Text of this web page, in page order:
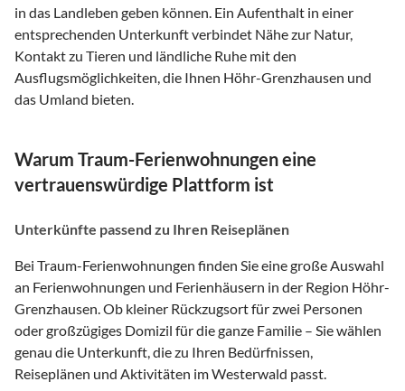
in das Landleben geben können. Ein Aufenthalt in einer
entsprechenden Unterkunft verbindet Nähe zur Natur,
Kontakt zu Tieren und ländliche Ruhe mit den
Ausflugsmöglichkeiten, die Ihnen Höhr-Grenzhausen und
das Umland bieten.
Warum Traum-Ferienwohnungen eine
vertrauenswürdige Plattform ist
Unterkünfte passend zu Ihren Reiseplänen
Bei Traum-Ferienwohnungen finden Sie eine große Auswahl
an Ferienwohnungen und Ferienhäusern in der Region Höhr-
Grenzhausen. Ob kleiner Rückzugsort für zwei Personen
oder großzügiges Domizil für die ganze Familie – Sie wählen
genau die Unterkunft, die zu Ihren Bedürfnissen,
Reiseplänen und Aktivitäten im Westerwald passt.